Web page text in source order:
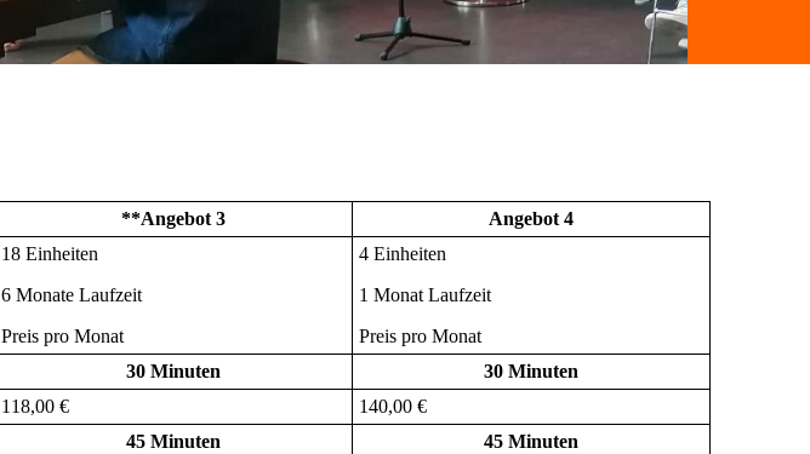
**Angebot 3
Angebot 4
18 Einheiten
6 Monate Laufzeit
Preis pro Monat
4 Einheiten
1 Monat Laufzeit
Preis pro Monat
30 Minuten
30 Minuten
118,00 €
140,00 €
45 Minuten
45 Minuten